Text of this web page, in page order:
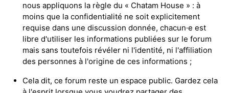
nous appliquons la règle du « Chatam House » : à
moins que la confidentialité ne soit explicitement
requise dans une discussion donnée, chacun·e est
libre d'utiliser les informations publiées sur le forum
mais sans toutefois révéler ni l'identité, ni l'affiliation
des personnes à l'origine de ces informations ;
Cela dit, ce forum reste un espace public. Gardez cela